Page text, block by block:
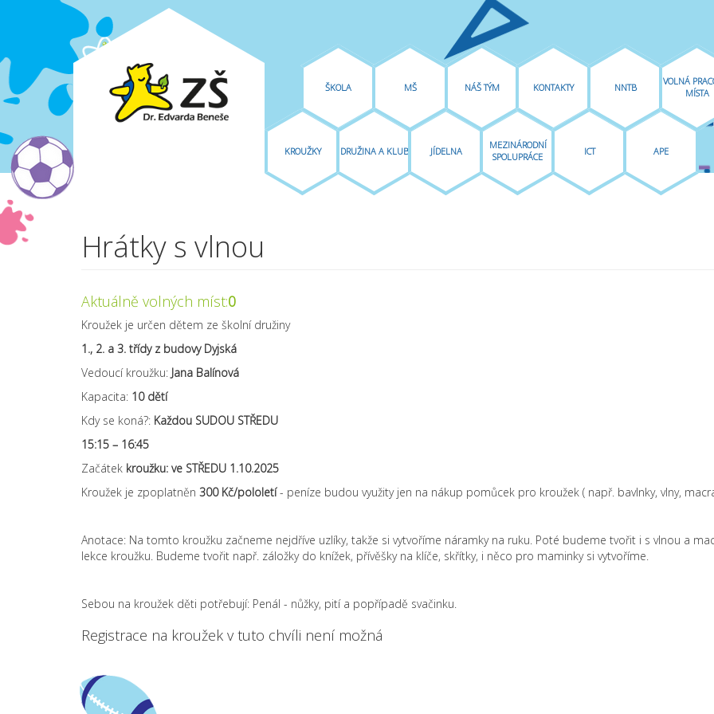
Přejít k hlavnímu obsahu
KROUŽKY
ŠKOLA
DRUŽINA A KLUB JÍDELNA
MEZINÁRODNÍ
SPOLUPRÁCE
NÁŠ TÝM KONTAKTY
ICT APE
MŠ NNTB
VOLNÁ
MÍSTA
Hrátky s vlnou
Aktuálně volných míst:0
Kroužek je určen dětem ze školní družiny
1., 2. a 3. třídy z budovy Dyjská
Vedoucí kroužku: Jana Balínová
Kapacita: 10 dětí
Kdy se koná?: Každou SUDOU STŘEDU
15:15 – 16:45
Začátek kroužku: ve STŘEDU 1.10.2025
Kroužek je zpoplatněn 300 Kč/pololetí- peníze budou využity jen na nákup pomůcek pro kroužek ( např. bavlnky, vlny,
Anotace: Na tomto kroužku začneme nejdříve uzlíky, takže si vytvoříme náramky na ruku. Poté budeme tvořit i s vlnou a
lekce kroužku. Budeme tvořit např. záložky do knížek, přívěšky na klíče, skřítky, i něco pro maminky si vytvoříme.
Sebou na kroužek děti potřebují: Penál - nůžky, pití a popřípadě svačinku.
Registrace na kroužek v tuto chvíli není možná